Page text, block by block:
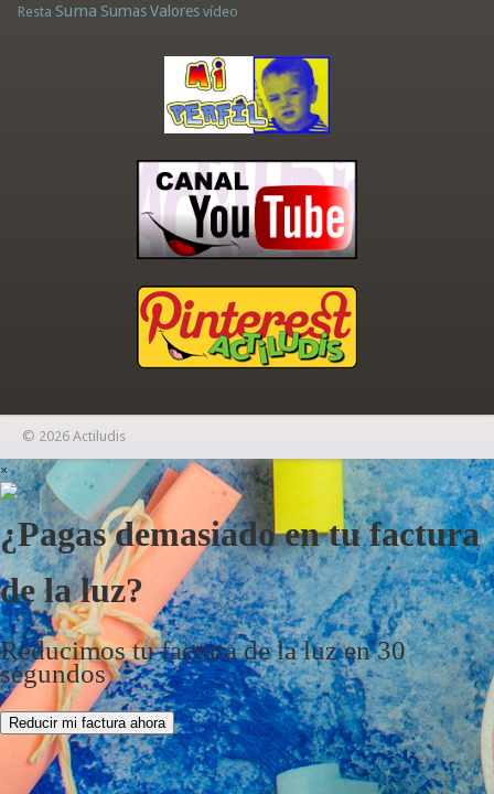
Resta Suma Sumas Valores vídeo
© 2026 Actiludis
×
¿Pagas demasiado en tu factura
de la luz?
Reducimos tu factura de la luz en 30
segundos
Reducir mi factura ahora